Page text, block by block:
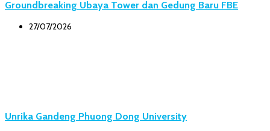
Groundbreaking Ubaya Tower dan Gedung Baru FBE
27/07/2026
Unrika Gandeng Phuong Dong University